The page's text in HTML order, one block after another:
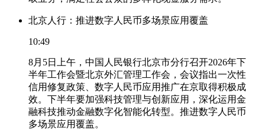
北京人行：推进数字人民币多场景应用覆盖
10:49
8月5日上午，中国人民银行北京市分行召开2026年下
半年工作会暨北京外汇管理工作会，会议指出一次性
信用修复政策、数字人民币应用推广在京取得积极成
效。下半年要加强科技管理与创新应用，深化运用金
融科技推动金融数字化智能化转型。推进数字人民币
多场景应用覆盖。